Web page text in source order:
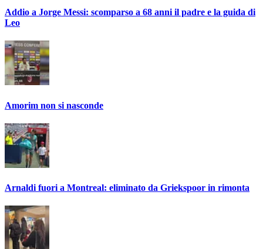
Addio a Jorge Messi: scomparso a 68 anni il padre e la guida di
Leo
Amorim non si nasconde
Arnaldi fuori a Montreal: eliminato da Griekspoor in rimonta